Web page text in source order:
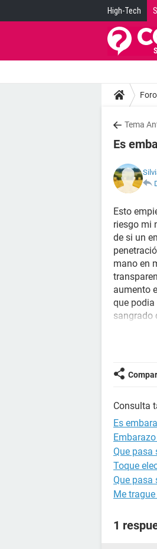
High-Tech
Tema
Es
Esto
riesgo mi
de si un
mano en
aumento
que podia
sangrado
estar
Consulta
Es
Que pasa
Toque
Que pasa
Me
1